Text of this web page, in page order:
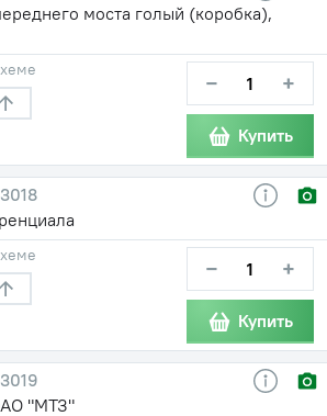
моста голый (коробка),
− +
Купить
− +
Купить
"МТЗ"